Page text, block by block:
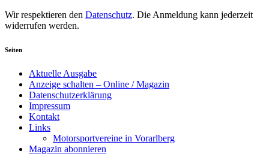
Wir respektieren den Datenschutz. Die Anmeldung kann jederzeit
widerrufen werden.
Seiten
Aktuelle Ausgabe
Anzeige schalten – Online / Magazin
Datenschutzerklärung
Impressum
Kontakt
Links
Motorsportvereine in Vorarlberg
Magazin abonnieren